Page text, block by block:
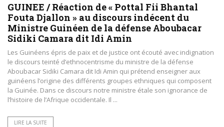
GUINEE / Réaction de « Pottal Fii Bhantal
Fouta Djallon » au discours indécent du
Ministre Guinéen de la défense Aboubacar
Sidiki Camara dit Idi Amin
Les Guinéens épris de paix et de justice ont écouté avec indignation
le discours teinté d’ethnocentrisme du ministre de la défense
Aboubacar Sidiki Camara dit Idi Amin qui prétend enseigner aux
guinéens l’origine des différents groupes ethniques qui composent
la Guinée. Dans ce discours notre ministre étale son ignorance de
l’histoire de l’Afrique occidentale. Il ...
LIRE LA SUITE